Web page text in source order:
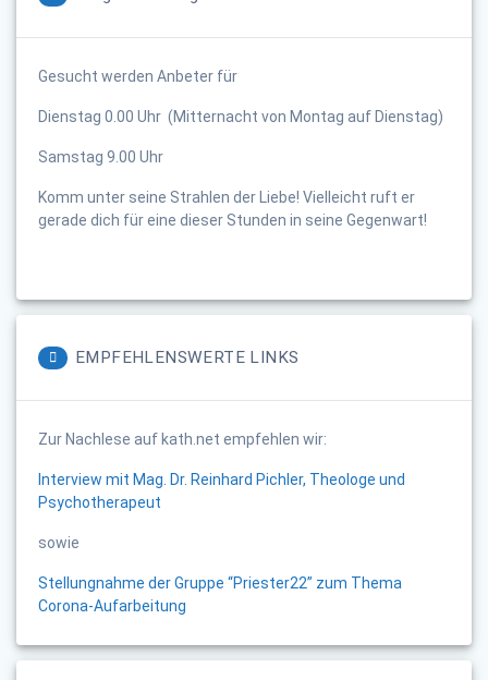
Gesucht werden Anbeter für
Dienstag 0.00 Uhr (Mitternacht von Montag auf Dienstag)
Samstag 9.00 Uhr
Komm unter seine Strahlen der Liebe! Vielleicht ruft er
gerade dich für eine dieser Stunden in seine Gegenwart!
EMPFEHLENSWERTE LINKS
Zur Nachlese auf kath.net empfehlen wir:
Interview mit Mag. Dr. Reinhard Pichler, Theologe und
Psychotherapeut
sowie
Stellungnahme der Gruppe “Priester22” zum Thema
Corona-Aufarbeitung